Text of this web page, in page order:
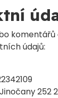
údajů:
252